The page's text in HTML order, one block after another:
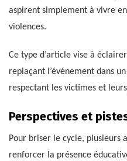
aspirent simplement à vivre
violences.
Ce type d’article vise à
replaçant l’événement dans
respectant les victimes et
Perspectives et
Pour briser le cycle, plusieurs
renforcer la présence